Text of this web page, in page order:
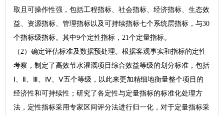
取且可操作性强，包括工程指标、社会指标、经济指标、生态效
益、资源指标、管理指标以及可持续指标七个系统层指标，与30
个指标级指标。其中9个定性指标，21个定量指标。
（2）确定评估标准及数据预处理。根据客观事实和指标的定性
考察，制定了高效节水灌溉项目综合效益等级的划分标准，包括
Ⅰ、Ⅱ、Ⅲ、Ⅳ、Ⅴ五个等级，以此来更加精细地衡量整个项目的
经济性和可持续性；研究了各定性与定量指标的标准化处理方
法，定性指标采用专家区间评分法进行归一化，对于定量指标采